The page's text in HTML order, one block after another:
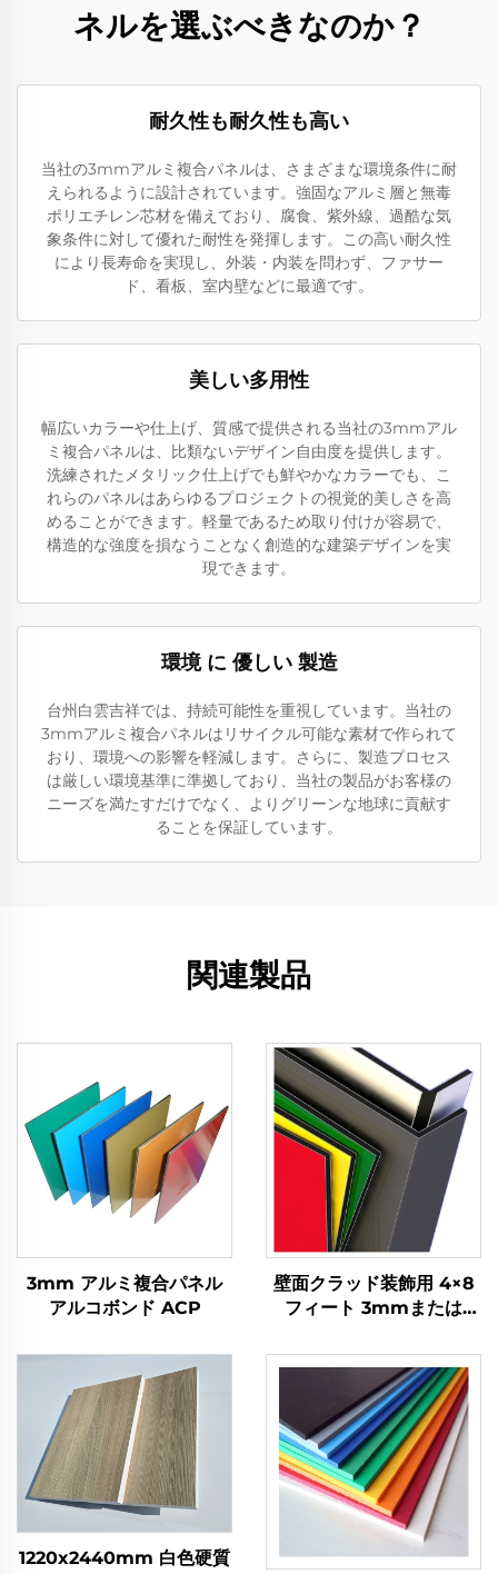
ネルを選ぶべきなのか？
耐久性も耐久性も高い
当社の3mmアルミ複合パネルは、さまざまな環境条件に耐
えられるように設計されています。強固なアルミ層と無毒
ポリエチレン芯材を備えており、腐食、紫外線、過酷な気
象条件に対して優れた耐性を発揮します。この高い耐久性
により長寿命を実現し、外装・内装を問わず、ファサー
ド、看板、室内壁などに最適です。
美しい多用性
幅広いカラーや仕上げ、質感で提供される当社の3mmアル
ミ複合パネルは、比類ないデザイン自由度を提供します。
洗練されたメタリック仕上げでも鮮やかなカラーでも、こ
れらのパネルはあらゆるプロジェクトの視覚的美しさを高
めることができます。軽量であるため取り付けが容易で、
構造的な強度を損なうことなく創造的な建築デザインを実
現できます。
環境 に 優しい 製造
台州白雲吉祥では、持続可能性を重視しています。当社の
3mmアルミ複合パネルはリサイクル可能な素材で作られて
おり、環境への影響を軽減します。さらに、製造プロセス
は厳しい環境基準に準拠しており、当社の製品がお客様の
ニーズを満たすだけでなく、よりグリーンな地球に貢献す
ることを保証しています。
関連製品
3mm アルミ複合パネル
アルコボンド ACP
壁面クラッド装飾用 4×8
フィート 3mmまたは
ネル
1220x2440mm 白色硬質